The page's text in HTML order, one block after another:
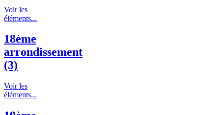
Voir les
éléments...
18ème
arrondissement
(3)
Voir les
éléments...